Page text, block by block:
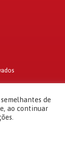
de
e, ao continuar